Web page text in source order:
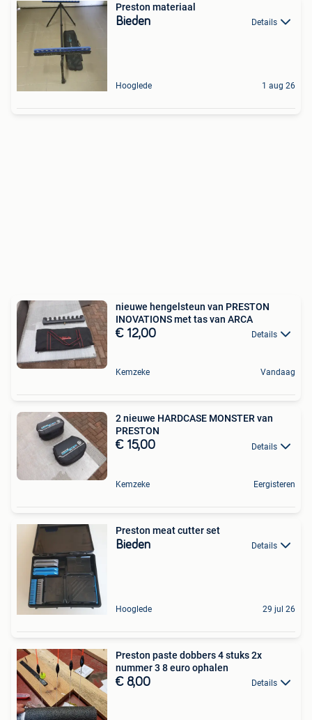
Preston materiaal
Bieden Details
Hooglede 1 aug 26
nieuwe hengelsteun van PRESTON
INOVATIONS met tas van ARCA
€ 12,00 Details
Kemzeke Vandaag
2 nieuwe HARDCASE MONSTER van
PRESTON
€ 15,00 Details
Kemzeke Eergisteren
Preston meat cutter set
Bieden Details
Hooglede 29 jul 26
Preston paste dobbers 4 stuks 2x
nummer 3 8 euro ophalen
€ 8,00 Details